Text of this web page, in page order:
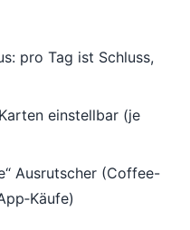
pro Tag ist Schluss,
einstellbar (je
Ausrutscher (Coffee-